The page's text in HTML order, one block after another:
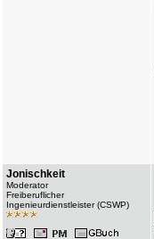
Jonischkeit
Moderator
Freiberuflicher
Ingenieurdienstleister (CSWP)